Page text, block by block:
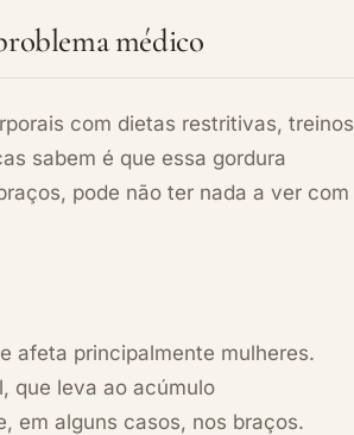
médico
com dietas restritivas, treinos
sabem é que essa gordura
pode não ter nada a ver com
afeta principalmente mulheres.
que leva ao acúmulo
em alguns casos, nos braços.